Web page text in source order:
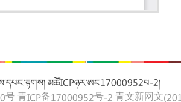
མཚོICPཉར་ཨང17000952པ-2།